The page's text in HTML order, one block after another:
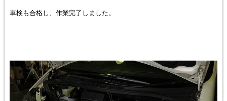
車検も合格し、作業完了しました。